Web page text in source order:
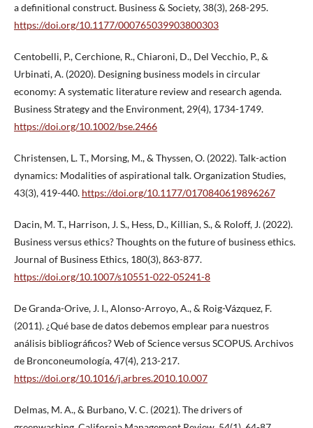
a definitional construct. Business & Society, 38(3), 268-295.
https://doi.org/10.1177/000765039903800303
Centobelli, P., Cerchione, R., Chiaroni, D., Del Vecchio, P., &
Urbinati, A. (2020). Designing business models in circular
economy: A systematic literature review and research agenda.
Business Strategy and the Environment, 29(4), 1734-1749.
https://doi.org/10.1002/bse.2466
Christensen, L. T., Morsing, M., & Thyssen, O. (2022). Talk-action
dynamics: Modalities of aspirational talk. Organization Studies,
43(3), 419-440. https://doi.org/10.1177/0170840619896267
Dacin, M. T., Harrison, J. S., Hess, D., Killian, S., & Roloff, J. (2022).
Business versus ethics? Thoughts on the future of business ethics.
Journal of Business Ethics, 180(3), 863-877.
https://doi.org/10.1007/s10551-022-05241-8
De Granda-Orive, J. I., Alonso-Arroyo, A., & Roig-Vázquez, F.
(2011). ¿Qué base de datos debemos emplear para nuestros
análisis bibliográficos? Web of Science versus SCOPUS. Archivos
de Bronconeumología, 47(4), 213-217.
https://doi.org/10.1016/j.arbres.2010.10.007
Delmas, M. A., & Burbano, V. C. (2021). The drivers of